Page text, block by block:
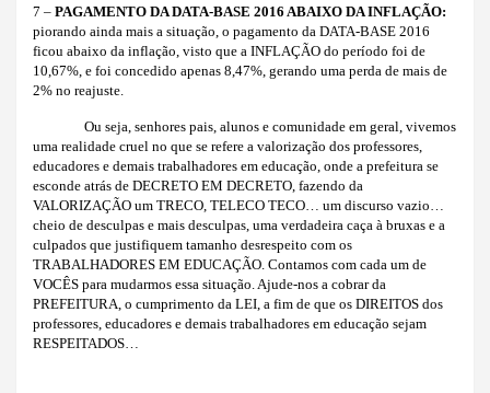
7 – PAGAMENTO DA DATA-BASE 2016 ABAIXO DA INFLAÇÃO:
piorando ainda mais a situação, o pagamento da DATA-BASE 2016
ficou abaixo da inflação, visto que a INFLAÇÃO do período foi de
10,67%, e foi concedido apenas 8,47%, gerando uma perda de mais de
2% no reajuste.
Ou seja, senhores pais, alunos e comunidade em geral, vivemos
uma realidade cruel no que se refere a valorização dos professores,
educadores e demais trabalhadores em educação, onde a prefeitura se
esconde atrás de DECRETO EM DECRETO, fazendo da
VALORIZAÇÃO um TRECO, TELECO TECO… um discurso vazio…
cheio de desculpas e mais desculpas, uma verdadeira caça à bruxas e a
culpados que justifiquem tamanho desrespeito com os
TRABALHADORES EM EDUCAÇÃO. Contamos com cada um de
VOCÊS para mudarmos essa situação. Ajude-nos a cobrar da
PREFEITURA, o cumprimento da LEI, a fim de que os DIREITOS dos
professores, educadores e demais trabalhadores em educação sejam
RESPEITADOS…